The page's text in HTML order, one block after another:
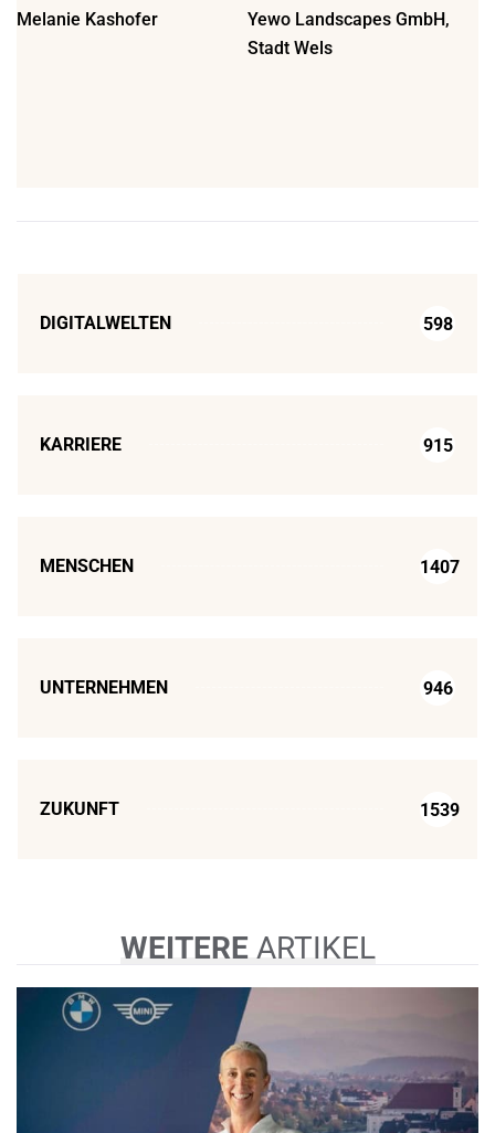
Melanie Kashofer
Yewo Landscapes GmbH,
Stadt Wels
DIGITALWELTEN 598
KARRIERE 915
MENSCHEN 1407
UNTERNEHMEN 946
ZUKUNFT 1539
WEITEREARTIKEL